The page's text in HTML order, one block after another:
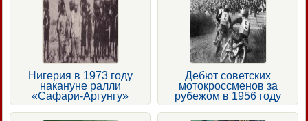
Нигерия в 1973 году
накануне ралли
«Сафари-Аргунгу»
Дебют советских
мотокроссменов за
рубежом в 1956 году